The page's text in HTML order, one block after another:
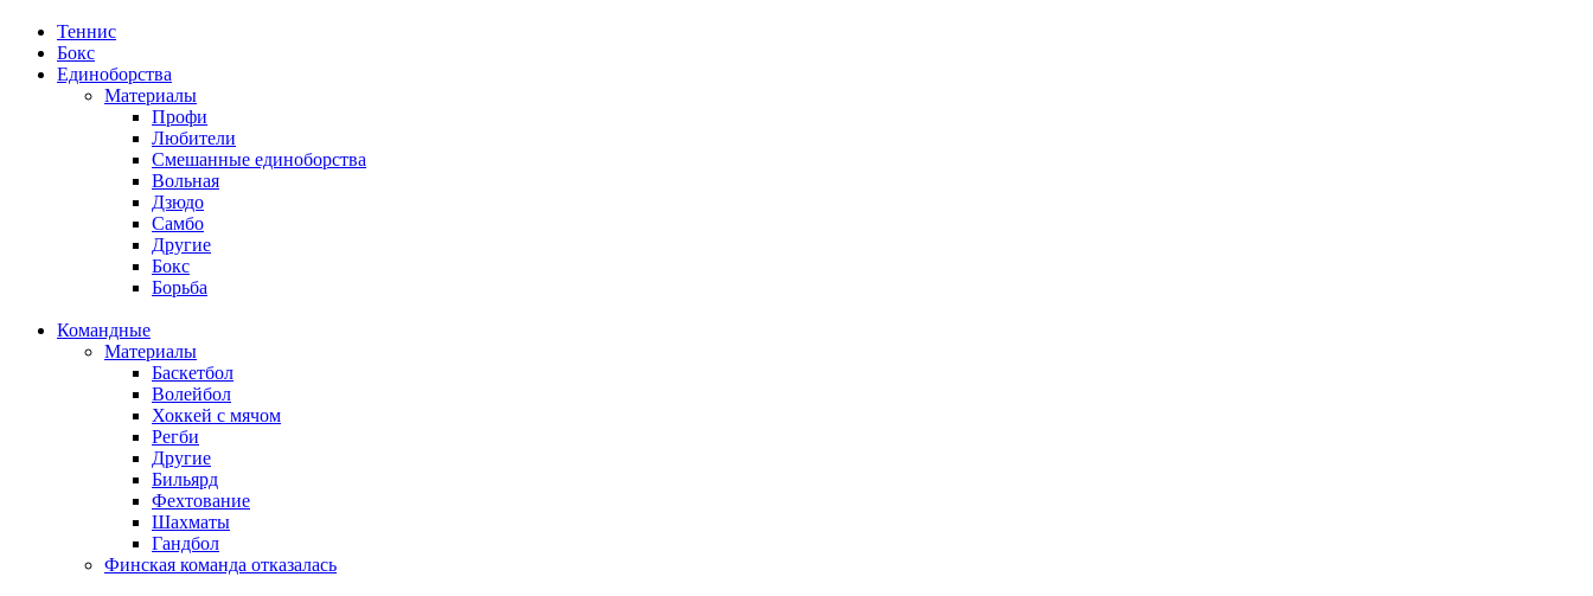
Теннис
Бокс
Единоборства
Материалы
Профи
Любители
Смешанные единоборства
Вольная
Дзюдо
Самбо
Другие
Бокс
Борьба
Командные
Материалы
Баскетбол
Волейбол
Хоккей с мячом
Регби
Другие
Бильярд
Фехтование
Шахматы
Гандбол
Финская команда отказалась